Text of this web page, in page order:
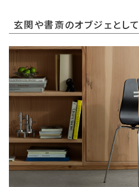
玄関や書斎のオブジェとして